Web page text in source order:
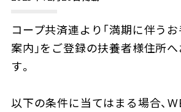
コープ共済連より「満期に伴う
案内｣をご登録の扶養者様住所
す。
以下の条件に当てはまる場合、